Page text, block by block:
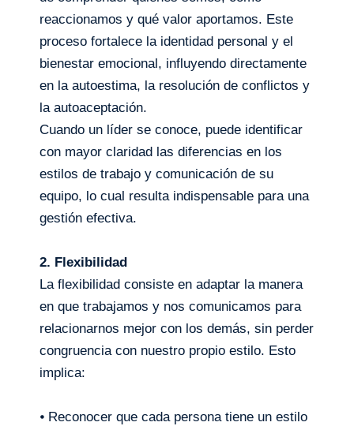
reaccionamos y qué valor aportamos. Este
proceso fortalece la identidad personal y el
bienestar emocional, influyendo directamente
en la autoestima, la resolución de conflictos y
la autoaceptación.
Cuando un líder se conoce, puede identificar
con mayor claridad las diferencias en los
estilos de trabajo y comunicación de su
equipo, lo cual resulta indispensable para una
gestión efectiva.
2. Flexibilidad
La flexibilidad consiste en adaptar la manera
en que trabajamos y nos comunicamos para
relacionarnos mejor con los demás, sin perder
congruencia con nuestro propio estilo. Esto
implica:
⦁ Reconocer que cada persona tiene un estilo